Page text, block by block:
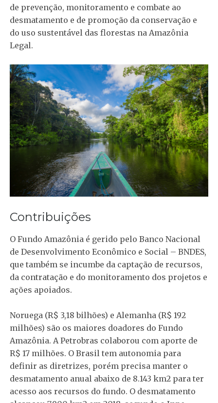
de prevenção, monitoramento e combate ao
desmatamento e de promoção da conservação e
do uso sustentável das florestas na Amazônia
Legal.
Contribuições
O Fundo Amazônia é gerido pelo Banco Nacional
de Desenvolvimento Econômico e Social – BNDES,
que também se incumbe da captação de recursos,
da contratação e do monitoramento dos projetos e
ações apoiados.
Noruega (R$ 3,18 bilhões) e Alemanha (R$ 192
milhões) são os maiores doadores do Fundo
Amazônia. A Petrobras colaborou com aporte de
R$ 17 milhões. O Brasil tem autonomia para
definir as diretrizes, porém precisa manter o
desmatamento anual abaixo de 8.143 km2 para ter
acesso aos recursos do fundo. O desmatamento